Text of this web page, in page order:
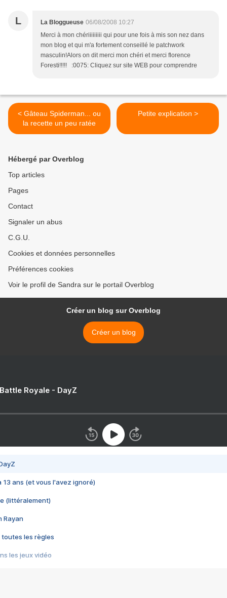
L La Bloggueuse 06/08/2008 10:27
Merci à mon chériiiiiiiii qui pour une fois à mis son nez dans
mon blog et qui m'a fortement conseillé le patchwork
masculin!Alors on dit merci mon chéri et merci florence
Foresti!!!!! :0075: Cliquez sur site WEB pour comprendre
< Gâteau Spiderman... ou
la recette un peu ratée
Petite explication >
Hébergé par Overblog
Top articles
Pages
Contact
Signaler un abus
C.G.U.
Cookies et données personnelles
Préférences cookies
Voir le profil de Sandra sur le portail Overblog
Créer un blog sur Overblog
Créer un blog
Royale - DayZ
13 ans (et vous l'avez ignoré)
(littéralement)
Rayan
toutes les règles
les jeux vidéo